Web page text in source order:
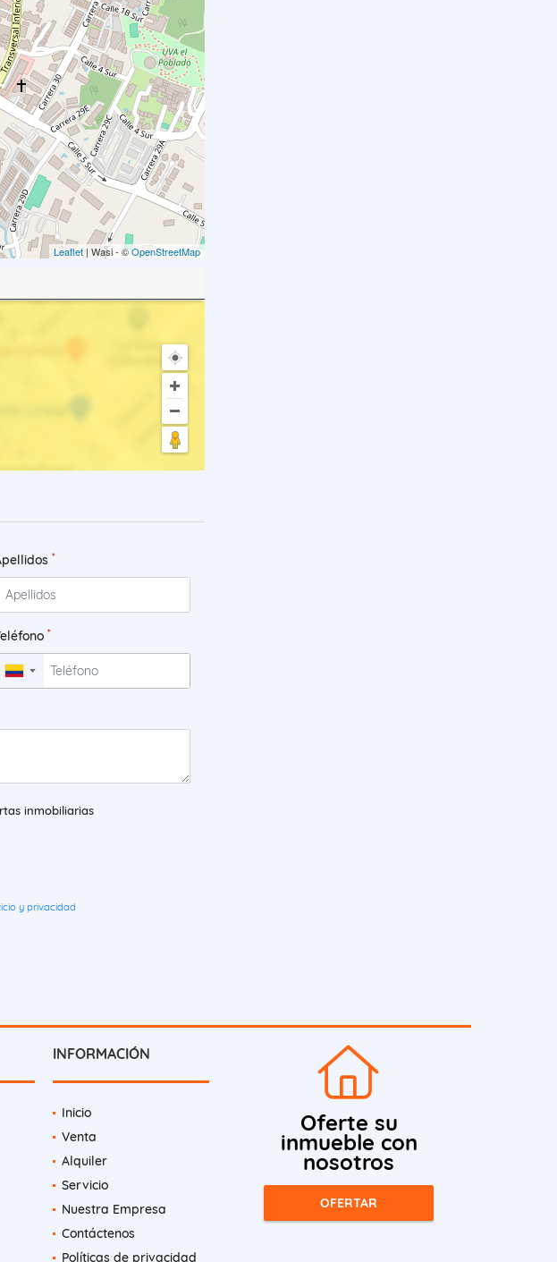
Leaflet | Wasi - ©OpenStreetMap
*
*
▼
inmobiliarias
y privacidad
INFORMACIÓN
Inicio
Venta
Alquiler
Servicio
Nuestra Empresa
Contáctenos
Políticas de privacidad
Oferte su
inmueble con
nosotros
OFERTAR